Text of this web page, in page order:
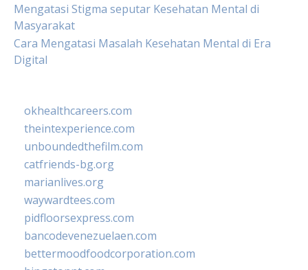
Mengatasi Stigma seputar Kesehatan Mental di
Masyarakat
Cara Mengatasi Masalah Kesehatan Mental di Era
Digital
okhealthcareers.com
theintexperience.com
unboundedthefilm.com
catfriends-bg.org
marianlives.org
waywardtees.com
pidfloorsexpress.com
bancodevenezuelaen.com
bettermoodfoodcorporation.com